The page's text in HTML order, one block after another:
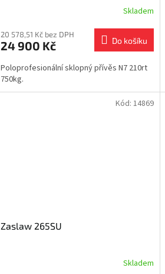
Skladem
20 578,51 Kč bez DPH
24 900 Kč Do košíku
Poloprofesionální sklopný přívěs N7 210rt
750kg.
Zaslaw 265SU
Skladem
Kód: 14869